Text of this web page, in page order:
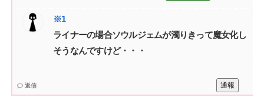
ライナーの場合ソウルジェムが濁りきって魔女化し
そうなんですけど・・・
通報
返信